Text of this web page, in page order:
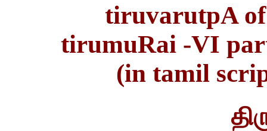
tiruvarutpA
tirumuRai -VI
(in tamil